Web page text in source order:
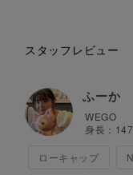
スタッフレビュー
ふーか
WEGO
身長： 147
ローキャップ